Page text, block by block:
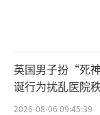
英国男子扮“死
诞行为扰乱医院
2026-08-06 09:45:39